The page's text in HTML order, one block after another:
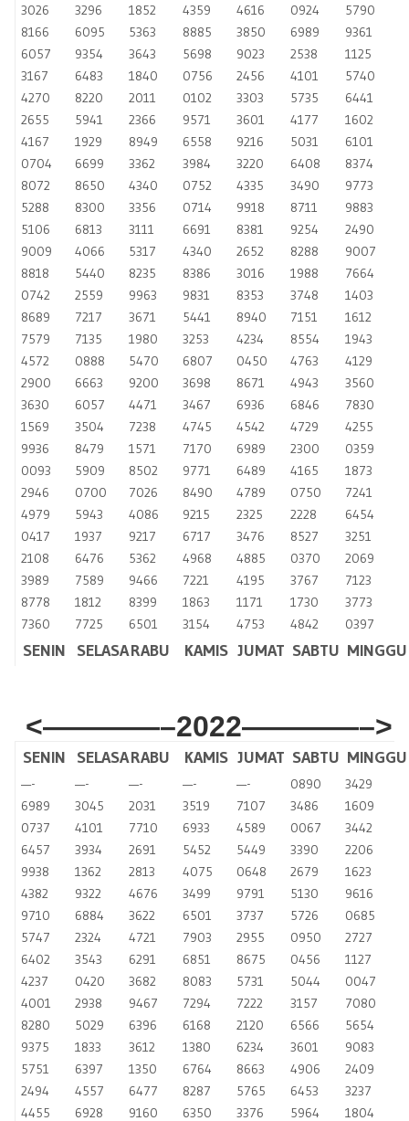
3026
3296 1852 4359 4616 0924
5790
8166
6095 5363 8885 3850 6989
9361
6057
9354 3643 5698 9023 2538
1125
3167
6483 1840 0756 2456 4101
5740
4270
8220 2011 0102 3303 5735
6441
2655
5941 2366 9571 3601 4177
1602
4167
1929 8949 6558 9216 5031
6101
0704
6699 3362 3984 3220 6408
8374
8072
8650 4340 0752 4335 3490
9773
5288
8300 3356 0714 9918 8711
9883
5106
6813 3111 6691 8381 9254
2490
9009
4066 5317 4340 2652 8288
9007
8818
5440 8235 8386 3016 1988
7664
0742
2559 9963 9831 8353 3748
1403
8689
7217 3671 5441 8940 7151
1612
7579
7135 1980 3253 4234 8554
1943
4572
0888 5470 6807 0450 4763
4129
2900
6663 9200 3698 8671 4943
3560
3630
6057 4471 3467 6936 6846
7830
1569
3504 7238 4745 4542 4729
4255
9936
8479 1571 7170 6989 2300
0359
0093
5909 8502 9771 6489 4165
1873
2946
0700 7026 8490 4789 0750
7241
4979
5943 4086 9215 2325 2228
6454
0417
1937 9217 6717 3476 8527
3251
2108
6476 5362 4968 4885 0370
2069
3989
7589 9466 7221 4195 3767
7123
8778
1812 8399 1863 1171 1730
3773
7360
7725 6501 3154 4753 4842 0397
SENIN SELASARABU KAMIS JUMAT SABTU MINGGU
<————–2022————–>
SENIN SELASARABU KAMIS JUMAT SABTU MINGGU
—- —- —- —- —- 0890
3429
6989
3045 2031 3519 7107 3486
1609
0737
4101 7710 6933 4589 0067
3442
6457
3934 2691 5452 5449 3390
2206
9938
1362 2813 4075 0648 2679
1623
4382
9322 4676 3499 9791 5130
9616
9710
6884 3622 6501 3737 5726
0685
5747
2324 4721 7903 2955 0950
2727
6402
3543 6291 6851 8675 0456
1127
4237
0420 3682 8083 5731 5044
0047
4001
2938 9467 7294 7222 3157
7080
8280
5029 6396 6168 2120 6566
5654
9375
1833 3612 1380 6234 3601
9083
5751
6397 1350 6764 8663 4906
2409
2494
4557 6477 8287 5765 6453
3237
4455
6928 9160 6350 3376 5964 1804